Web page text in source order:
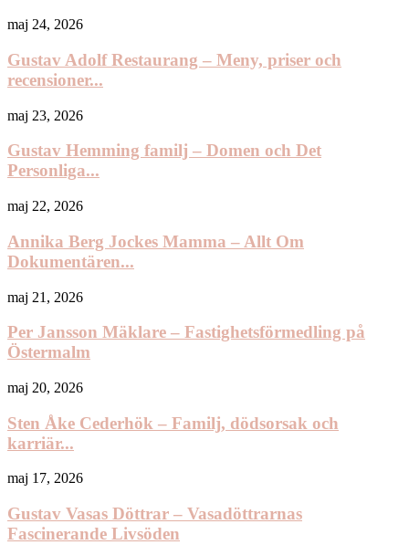
maj 24, 2026
Gustav Adolf Restaurang – Meny, priser och
recensioner...
maj 23, 2026
Gustav Hemming familj – Domen och Det
Personliga...
maj 22, 2026
Annika Berg Jockes Mamma – Allt Om
Dokumentären...
maj 21, 2026
Per Jansson Mäklare – Fastighetsförmedling på
Östermalm
maj 20, 2026
Sten Åke Cederhök – Familj, dödsorsak och
karriär...
maj 17, 2026
Gustav Vasas Döttrar – Vasadöttrarnas
Fascinerande Livsöden